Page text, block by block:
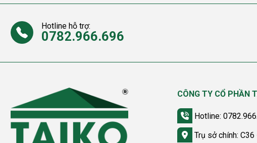
Hotline hỗ trợ:
0782.966.696
CÔNG TY CỔ PHẦN
Hotline:
Trụ sở chính: